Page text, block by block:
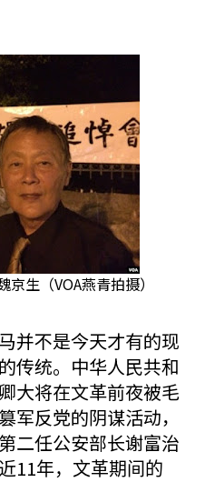
生（VOA燕青拍摄）
并不是今天才有的现
传统。中华人民共和
大将在文革前夜被毛
反党的阴谋活动，
二任公安部长谢富治
11年，文革期间的